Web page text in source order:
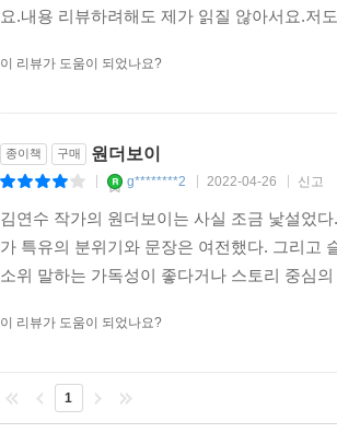
요.내용 리뷰하려해도 제가 읽질 않아서요.저
이 리뷰가 도움이 되었나요?
종이책 구매 원더보이
g********2 2022-04-26 신고
김연수 작가의 원더보이는 사실 조금 낯설었
가 특유의 분위기와 문장은 여전했다. 그리고
소위 말하는 가독성이 좋다거나 스토리 중심
이 리뷰가 도움이 되었나요?
1